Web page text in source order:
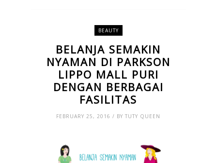
BEAUTY
BELANJA SEMAKIN
NYAMAN DI PARKSON
LIPPO MALL PURI
DENGAN BERBAGAI
FASILITAS
FEBRUARY 25, 2016 / BY TUTY QUEEN